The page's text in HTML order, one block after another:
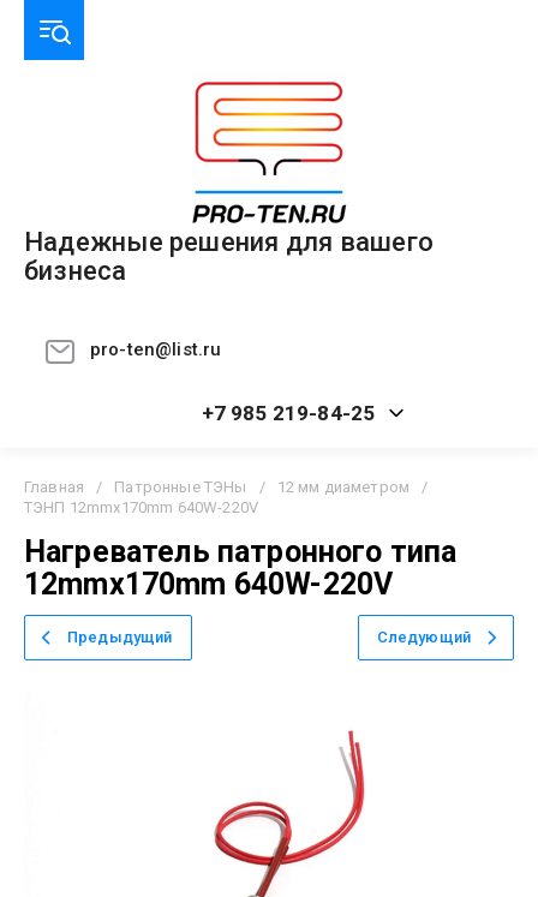
Надежные решения для вашего
бизнеса
pro-ten@list.ru
+7 985 219-84-25
Главная / Патронные ТЭНы / 12 мм диаметром
/
ТЭНП 12mmx170mm 640W-220V
Нагреватель патронного типа
12mmx170mm 640W-220V
Предыдущий Следующий